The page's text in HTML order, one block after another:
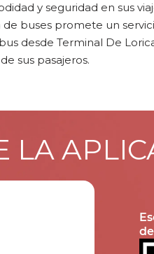
y seguridad en sus
buses promete un
desde Terminal De
sus pasajeros.
LA